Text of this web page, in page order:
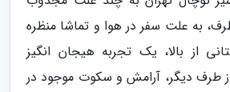
به علت سفر در هوا و تماشا منظره
از بالا، یک تجربه هیجان انگیز
طرف دیگر، آرامش و سکوت موجود در